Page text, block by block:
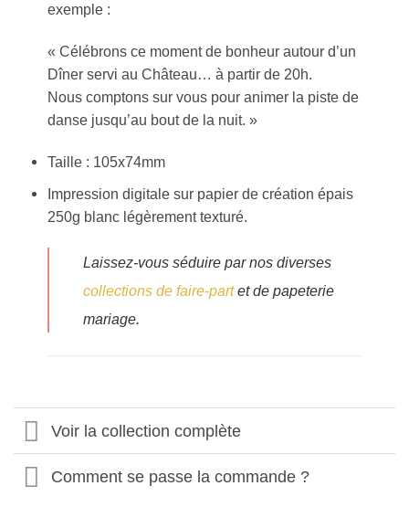
exemple :
« Célébrons ce moment de bonheur autour d’un
Dîner servi au Château… à partir de 20h.
Nous comptons sur vous pour animer la piste de
danse jusqu’au bout de la nuit. »
Taille : 105x74mm
Impression digitale sur papier de création épais
250g blanc légèrement texturé.
Laissez-vous séduire par nos diverses
collections de faire-partet de papeterie
mariage.
Voir la collection complète
Comment se passe la commande ?